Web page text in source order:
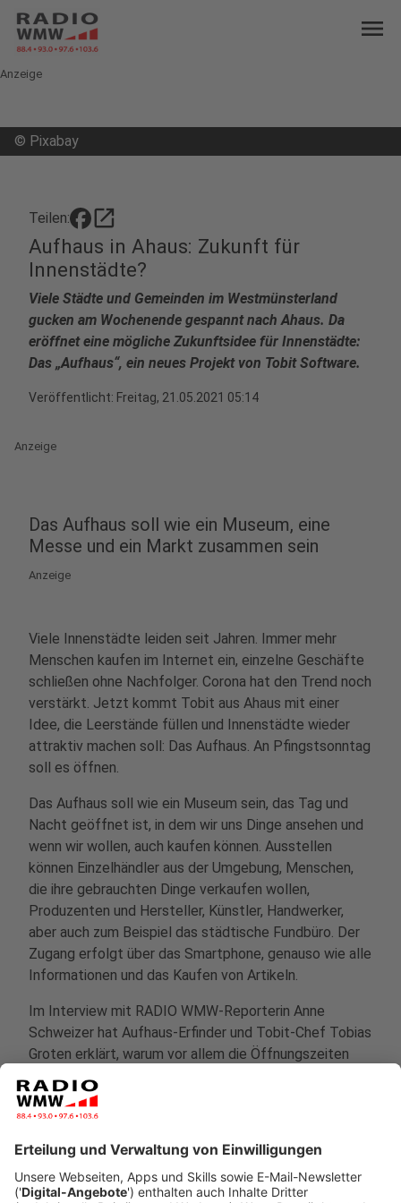
menu
Anzeige
© Pixabay
Teilen: open_in_new
Aufhaus in Ahaus: Zukunft für
Innenstädte?
Viele Städte und Gemeinden im Westmünsterland
gucken am Wochenende gespannt nach Ahaus. Da
eröffnet eine mögliche Zukunftsidee für Innenstädte:
Das „Aufhaus“, ein neues Projekt von Tobit Software.
Veröffentlicht: Freitag, 21.05.2021 05:14
Anzeige
Das Aufhaus soll wie ein Museum, eine
Messe und ein Markt zusammen sein
Anzeige
Viele Innenstädte leiden seit Jahren. Immer mehr
Menschen kaufen im Internet ein, einzelne Geschäfte
schließen ohne Nachfolger. Corona hat den Trend noch
verstärkt. Jetzt kommt Tobit aus Ahaus mit einer
Idee, die Leerstände füllen und Innenstädte wieder
attraktiv machen soll: Das Aufhaus. An Pfingstsonntag
soll es öffnen.
Das Aufhaus soll wie ein Museum sein, das Tag und
Nacht geöffnet ist, in dem wir uns Dinge ansehen und
wenn wir wollen, auch kaufen können. Ausstellen
können Einzelhändler aus der Umgebung, Menschen,
die ihre gebrauchten Dinge verkaufen wollen,
Produzenten und Hersteller, Künstler, Handwerker,
aber auch zum Beispiel das städtische Fundbüro. Der
Zugang erfolgt über das Smartphone, genauso wie alle
Informationen und das Kaufen von Artikeln.
Im Interview mit RADIO WMW-Reporterin Anne
Schweizer hat Aufhaus-Erfinder und Tobit-Chef Tobias
Groten erklärt, warum vor allem die Öffnungszeiten
von Geschäften ein Problem in den Innenstädten sind
und wie das Aufhaus das ändern könnte.